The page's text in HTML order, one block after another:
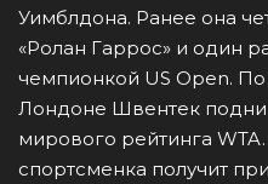
Уимблдона. Ранее она
«Ролан Гаррос» и один
чемпионкой US Open.
Лондоне Швентек
мирового рейтинга
спортсменка получит